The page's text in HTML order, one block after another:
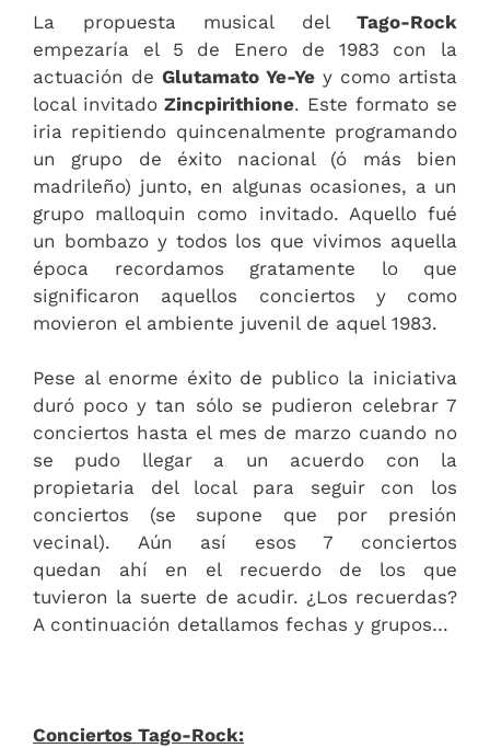
La propuesta musical del Tago-Rock
empezaría el 5 de Enero de 1983 con la
actuación de Glutamato Ye-Ye y como artista
local invitado Zincpirithione. Este formato se
iria repitiendo quincenalmente programando
un grupo de éxito nacional (ó más bien
madrileño) junto, en algunas ocasiones, a un
grupo malloquin como invitado. Aquello fué
un bombazo y todos los que vivimos aquella
época recordamos gratamente lo que
significaron aquellos conciertos y como
movieron el ambiente juvenil de aquel 1983.
Pese al enorme éxito de publico la iniciativa
duró poco y tan sólo se pudieron celebrar 7
conciertos hasta el mes de marzo cuando no
se pudo llegar a un acuerdo con la
propietaria del local para seguir con los
conciertos (se supone que por presión
vecinal). Aún así esos 7 conciertos
quedan ahí en el recuerdo de los que
tuvieron la suerte de acudir. ¿Los recuerdas?
A continuación detallamos fechas y grupos…
Conciertos Tago-Rock: